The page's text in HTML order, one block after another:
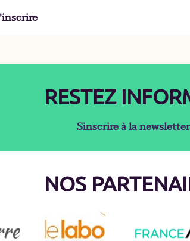
RESTEZ
Sinscrire à la newsletter
NOS